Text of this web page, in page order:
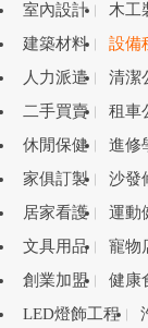
室內設計
木工
建築材料
設備
人力派遣
清潔
二手買賣
租車
休閒保健
進修
家俱訂製
沙發
居家看護
運動
文具用品
寵物
創業加盟
健康
LED燈飾工程